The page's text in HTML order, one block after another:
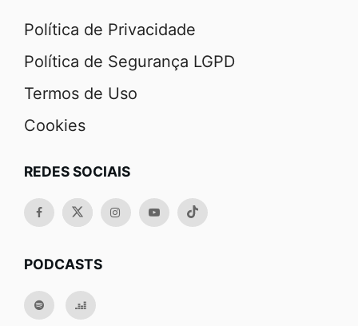
Política de Privacidade
Política de Segurança LGPD
Termos de Uso
Cookies
REDES SOCIAIS
PODCASTS